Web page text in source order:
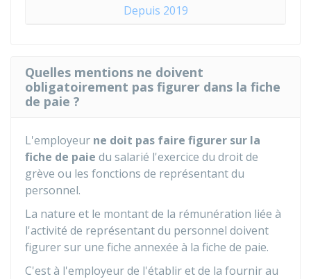
Depuis 2019
Quelles mentions ne doivent
obligatoirement pas figurer dans la fiche
de paie ?
L'employeur ne doit pas faire figurer sur la
fiche de paie du salarié l'exercice du droit de
grève ou les fonctions de représentant du
personnel.
La nature et le montant de la rémunération liée à
l'activité de représentant du personnel doivent
figurer sur une fiche annexée à la fiche de paie.
C'est à l'employeur de l'établir et de la fournir au